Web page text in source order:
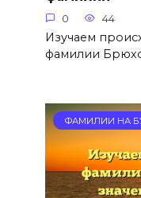
0 44
Изучаем
фамилии
ФАМИЛИИ НА